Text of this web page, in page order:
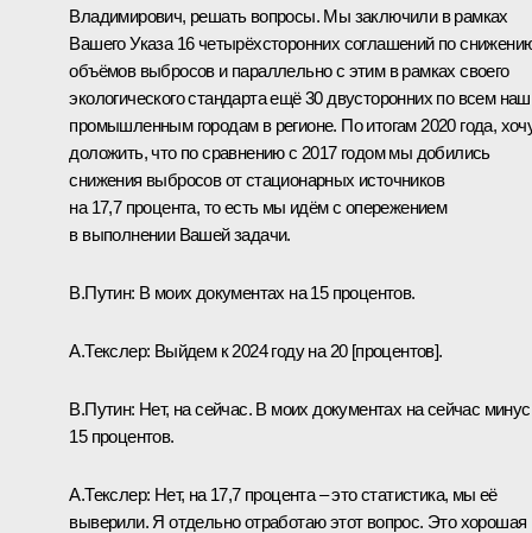
Владимирович, решать вопросы. Мы заключили в рамках
Вашего Указа 16 четырёхсторонних соглашений по
объёмов выбросов и параллельно с этим в рамках своего
экологического стандарта ещё 30 двусторонних по всем
промышленным городам в регионе. По итогам 2020 года,
доложить, что по сравнению с 2017 годом мы добились
снижения выбросов от стационарных источников
на 17,7 процента, то есть мы идём с опережением
в выполнении Вашей задачи.
В.Путин: В моих документах на 15 процентов.
А.Текслер: Выйдем к 2024 году на 20 [процентов].
В.Путин: Нет, на сейчас. В моих документах на сейчас минус
15 процентов.
А.Текслер: Нет, на 17,7 процента – это статистика, мы её
выверили. Я отдельно отработаю этот вопрос. Это хорошая